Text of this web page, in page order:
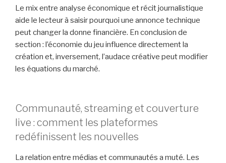
Le mix entre analyse économique et récit journalistique
aide le lecteur à saisir pourquoi une annonce technique
peut changer la donne financière. En conclusion de
section : l’économie du jeu influence directement la
création et, inversement, l’audace créative peut modifier
les équations du marché.
Communauté, streaming et couverture
live : comment les plateformes
redéfinissent les nouvelles
La relation entre médias et communautés a muté. Les